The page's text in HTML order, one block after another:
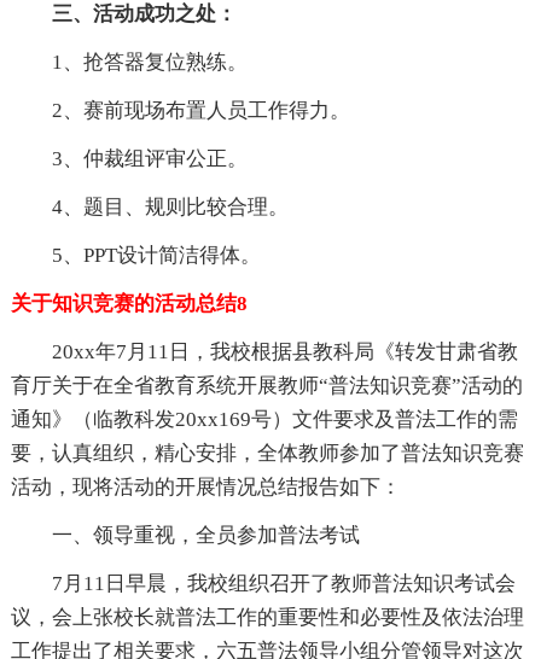
三、活动成功之处：
1、抢答器复位熟练。
2、赛前现场布置人员工作得力。
3、仲裁组评审公正。
4、题目、规则比较合理。
5、PPT设计简洁得体。
关于知识竞赛的活动总结8
20xx年7月11日，我校根据县教科局《转发甘肃省教
育厅关于在全省教育系统开展教师“普法知识竞赛”活动的
通知》（临教科发20xx169号）文件要求及普法工作的需
要，认真组织，精心安排，全体教师参加了普法知识竞赛
活动，现将活动的开展情况总结报告如下：
一、领导重视，全员参加普法考试
7月11日早晨，我校组织召开了教师普法知识考试会
议，会上张校长就普法工作的重要性和必要性及依法治理
工作提出了相关要求，六五普法领导小组分管领导对这次